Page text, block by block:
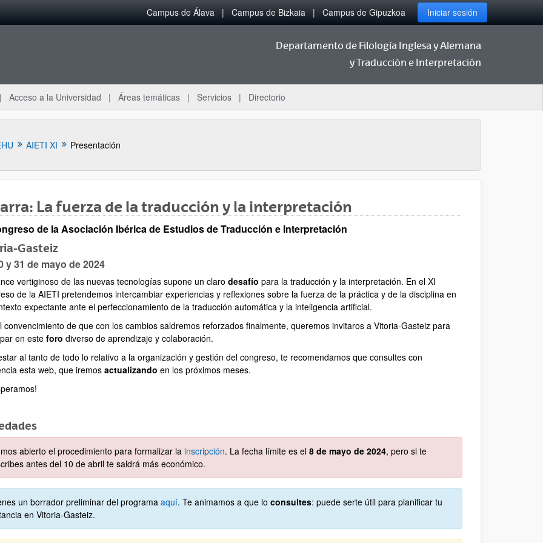
Campus de Álava Campus de Bizkaia Campus de Gipuzkoa Iniciar sesión
Departamento de Filología Inglesa y Alemana
y Traducción e Interpretación
Acceso a la Universidad Áreas temáticas Servicios Directorio
AIETI XI Presentación
subpáginas
subpáginas
subpáginas
La fuerza de la traducción y la interpretación
de la Asociación Ibérica de Estudios de Traducción e Interpretación
Gasteiz
y 31 de mayo de 2024
vertiginoso de las nuevas tecnologías supone un claro desafío para la traducción y la interpretación. En el XI
de la AIETI pretendemos intercambiar experiencias y reflexiones sobre la fuerza de la práctica y de la disciplina en
expectante ante el perfeccionamiento de la traducción automática y la inteligencia artificial.
convencimiento de que con los cambios saldremos reforzados finalmente, queremos invitaros a Vitoria-Gasteiz para
en este foro diverso de aprendizaje y colaboración.
al tanto de todo lo relativo a la organización y gestión del congreso, te recomendamos que consultes con
esta web, que iremos actualizando en los próximos meses.
abierto el procedimiento para formalizar la inscripción. La fecha límite es el 8 de mayo de 2024, pero si te
antes del 10 de abril te saldrá más económico.
un borrador preliminar del programaaquí. Te animamos a que lo consultes: puede serte útil para planificar tu
en Vitoria-Gasteiz.